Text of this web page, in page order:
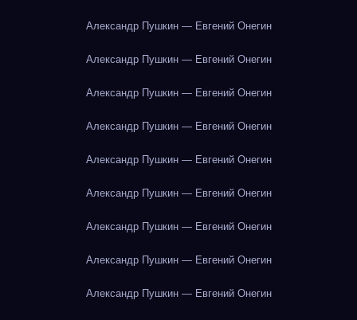
Александр Пушкин — Евгений Онегин
Александр Пушкин — Евгений Онегин
Александр Пушкин — Евгений Онегин
Александр Пушкин — Евгений Онегин
Александр Пушкин — Евгений Онегин
Александр Пушкин — Евгений Онегин
Александр Пушкин — Евгений Онегин
Александр Пушкин — Евгений Онегин
Александр Пушкин — Евгений Онегин